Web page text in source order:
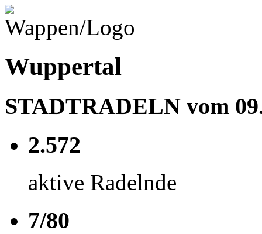
Wuppertal
STADTRADELN vom
2.572
aktive Radelnde
7/80